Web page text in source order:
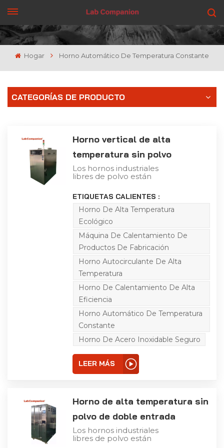
CONSIGUE UNA COTIZACIÓN
Hogar Horno Automático De Temperatura Constante
CATEGORÍAS DE PRODUCTO
Horno vertical de alta
temperatura sin polvo
Los hornos industriales
libres de polvo están
a TP, LCD y otras
industrias con altos
requisitos de entorno de
horneado, y se utilizan
ampliamente en
envejecimiento de
materiales, suspensión
de plata sólida, secado
de tinta y otros procesos
de fabricación. Puede
diseñarse y
personalizarse según los
requisitos de producción
reales de los clientes. El
aire en la cámara es
cerrado y autocirculante,
y es filtrado
repetidamente por el
filtro de aire de alta
eficiencia resistente a
altas temperaturas
(grado 100), de modo
que la sala de trabajo del
horno esté libre de
construido en acero
temperatura del lugar de
trabajo es controlada
automáticamente por el
controlador de
ETIQUETAS CALIENTES :
Horno De Alta Temperatura
Ecológico
Máquina De Calentamiento De
Productos De Fabricación
Horno Autocirculante De Alta
Temperatura
Horno De Calentamiento De Alta
Eficiencia
Horno Automático De Temperatura
Constante
Horno De Acero Inoxidable Seguro
LEER MÁS
Horno de alta temperatura sin
polvo de doble entrada
Los hornos industriales
libres de polvo están